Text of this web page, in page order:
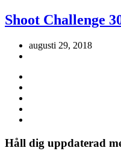
Shoot Challenge
augusti 29, 2018
Håll dig uppdaterad